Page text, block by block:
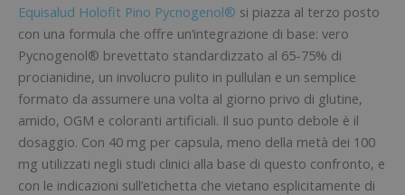
Equisalud Holofit Pino Pycnogenol® si piazza al terzo posto
con una formula che offre un’integrazione di base: vero
Pycnogenol® brevettato standardizzato al 65-75% di
procianidine, un involucro pulito in pullulan e un semplice
formato da assumere una volta al giorno privo di glutine,
amido, OGM e coloranti artificiali. Il suo punto debole è il
dosaggio. Con 40 mg per capsula, meno della metà dei 100
mg utilizzati negli studi clinici alla base di questo confronto, e
con le indicazioni sull’etichetta che vietano esplicitamente di